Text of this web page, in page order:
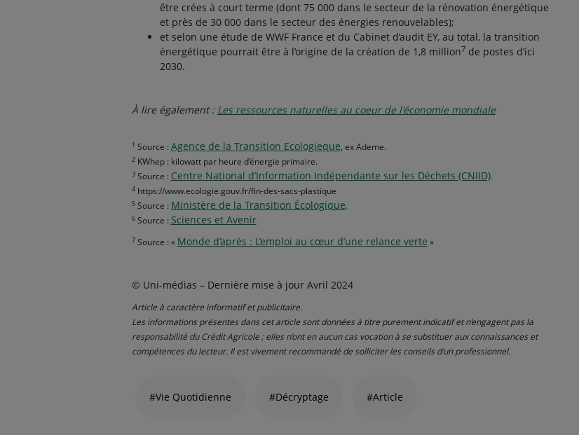
être crées à court terme (dont 75 000 dans le secteur de la rénovation énergétique
et près de 30 000 dans le secteur des énergies renouvelables);
et selon une étude de WWF France et du Cabinet d’audit EY, au total, la transition
énergétique pourrait être à l’origine de la création de 1,8 million7de postes d’ici
2030.
À lire également : Les ressources naturelles au coeur de l'économie mondiale
1 Source : Agence de la Transition Ecologieque, ex Ademe.
2KWhep : kilowatt par heure d’énergie primaire.
3Source : Centre National d’Information Indépendante sur les Déchets (CNIID).
4https://www.ecologie.gouv.fr/fin-des-sacs-plastique
5Source : Ministère de la Transition Écologique.
6Source : Sciences et Avenir
7Source : « Monde d’après : L’emploi au cœur d’une relance verte »
© Uni-médias – Dernière mise à jour Avril 2024
Article à caractère informatif et publicitaire.
Les informations présentes dans cet article sont données à titre purement indicatif et n’engagent pas la
responsabilité du Crédit Agricole ; elles n’ont en aucun cas vocation à se substituer aux connaissances et
compétences du lecteur. Il est vivement recommandé de solliciter les conseils d’un professionnel.
#Vie Quotidienne #Décryptage #Article